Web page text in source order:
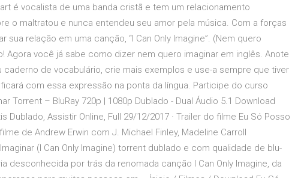
é vocalista de uma banda cristã e tem um relacionamento
o maltratou e nunca entendeu seu amor pela música. Com a forças
sua relação em uma canção, “I Can Only Imagine”. (Nem quero
Agora você já sabe como dizer nem quero imaginar em inglês. Anote
de vocabulário, crie mais exemplos e use-a sempre que tiver
com essa expressão na ponta da língua. Participe do curso
Torrent – BluRay 720p | 1080p Dublado - Dual Áudio 5.1 Download
Dublado, Assistir Online, Full 29/12/2017 · Trailer do filme Eu Só Posso
de Andrew Erwin com J. Michael Finley, Madeline Carroll
(I Can Only Imagine) torrent dublado e com qualidade de blu-
desconhecida por trás da renomada canção I Can Only Imagine, da